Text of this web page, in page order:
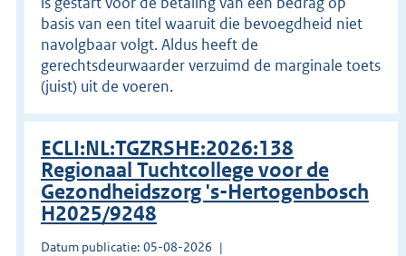
basis van een titel waaruit die bevoegdheid niet
navolgbaar volgt. Aldus heeft de
gerechtsdeurwaarder verzuimd de marginale toets
(juist) uit de voeren.
ECLI:NL:TGZRSHE:2026:138
Regionaal Tuchtcollege voor de
Gezondheidszorg 's-Hertogenbosch
H2025/9248
Datum publicatie: 05-08-2026